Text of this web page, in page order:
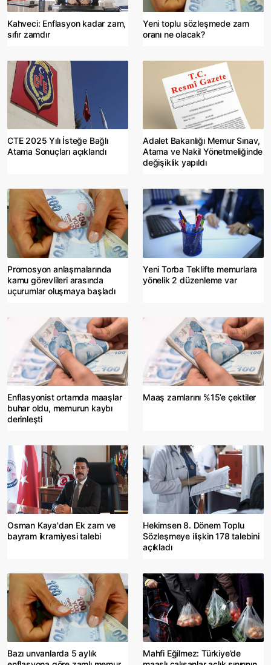
Kahveci: Enflasyon kadar zam,
sıfır zamdır
Yeni toplu sözleşmede zam
oranı ne olacak?
CTE 2025 Yılı İsteğe Bağlı
Atama Sonuçları açıklandı
Adalet Bakanlığı Memur Sınav,
Atama ve Nakil Yönetmeliğinde
değişiklik yapıldı
Promosyon anlaşmalarında
kamu görevlileri arasında
uçurumlar oluşmaya başladı
Yeni Torba Teklifte memurlara
yönelik 2 düzenleme var
Enflasyonist ortamda maaşlar
buhar oldu, memurun kaybı
derinleşti
Maaş zamlarını %15’e çektiler
Osman Kaya'dan Ek zam ve
bayram ikramiyesi talebi
Hekimsen 8. Dönem Toplu
Sözleşmeye ilişkin 178 talebini
açıkladı
Bazı unvanlarda 5 aylık
Mahfi Eğilmez: Türkiye’de